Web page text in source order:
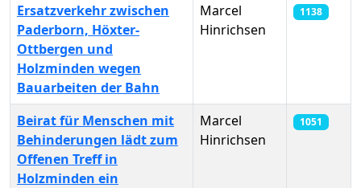
Ersatzverkehr zwischen
Paderborn, Höxter-
Ottbergen und
Holzminden wegen
Bauarbeiten der Bahn
Marcel
Hinrichsen
1138
Beirat für Menschen mit
Behinderungen lädt zum
Offenen Treff in
Holzminden ein
Marcel
Hinrichsen
1051